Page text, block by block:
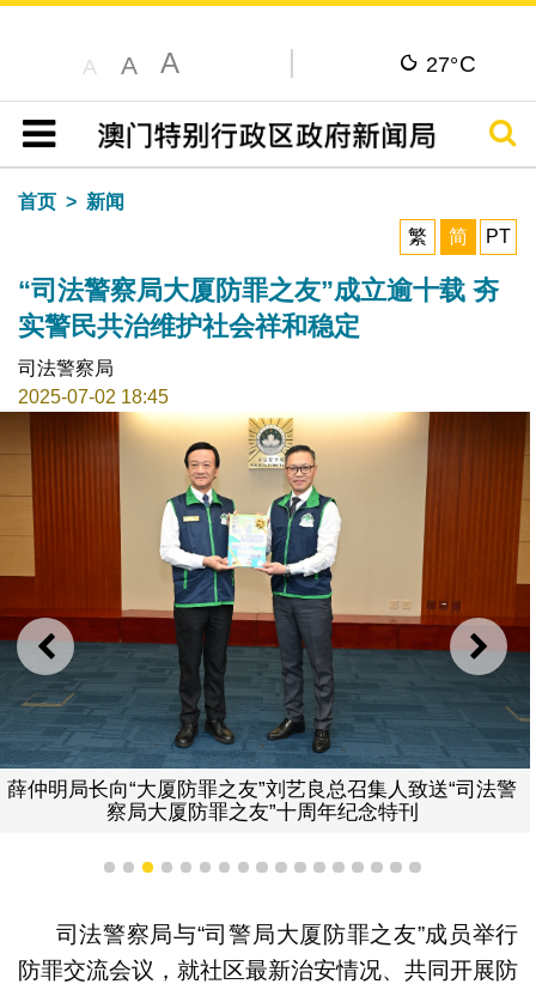
A A A 27°C
目录
搜寻
首页
新闻
繁
简 PT
“司法警察局大厦防罪之友”成立逾十载 夯
实警民共治维护社会祥和稳定
司法警察局
2025-07-02 18:45
上一则 下一
薛仲明局长向“大厦防罪之友”刘艺良总召集人致送“司法警
察局大厦防罪之友”十周年纪念特刊
1 2 3 4 5 6 7 8 9 1011121314151617
司法警察局与“司警局大厦防罪之友”成员举行
防罪交流会议，就社区最新治安情况、共同开展防